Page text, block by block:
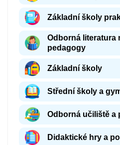
Základní školy
Odborná literatura
pedagogy
Základní školy
Střední školy a
Odborná učiliště a
Didaktické hry a